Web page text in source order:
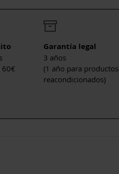
60€
Garantía legal
3 años
(1 año para productos
reacondicionados)